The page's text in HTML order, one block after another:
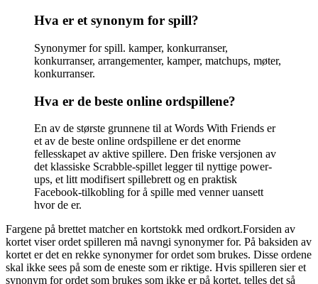
Hva er et synonym for spill?
Synonymer for spill. kamper, konkurranser,
konkurranser, arrangementer, kamper, matchups, møter,
konkurranser.
Hva er de beste online ordspillene?
En av de største grunnene til at Words With Friends er
et av de beste online ordspillene er det enorme
fellesskapet av aktive spillere. Den friske versjonen av
det klassiske Scrabble-spillet legger til nyttige power-
ups, et litt modifisert spillebrett og en praktisk
Facebook-tilkobling for å spille med venner uansett
hvor de er.
Fargene på brettet matcher en kortstokk med ordkort.Forsiden av
kortet viser ordet spilleren må navngi synonymer for. På baksiden av
kortet er det en rekke synonymer for ordet som brukes. Disse ordene
skal ikke sees på som de eneste som er riktige. Hvis spilleren sier et
synonym for ordet som brukes som ikke er på kortet, telles det så